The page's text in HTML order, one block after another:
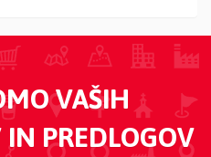
VAŠIH
PREDLOGOV